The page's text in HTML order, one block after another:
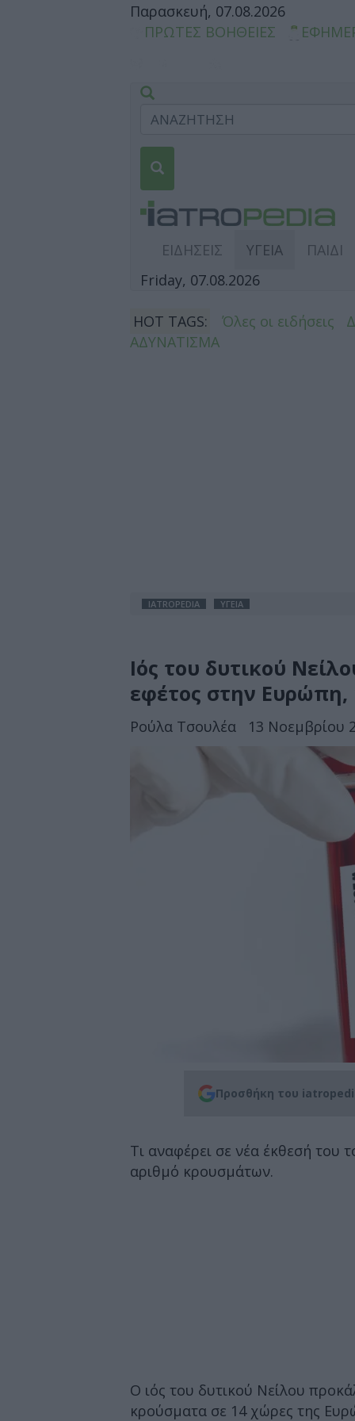
Παρασκευή, 07.08.2026
ΠΡΩΤΕΣ ΒΟΗΘΕΙΕΣ
ΕΙΔΗΣΕΙΣ ΥΓΕΙΑ ΠΑΙΔΙ
Friday, 07.08.2026
HOT TAGS: Όλες οι ειδήσεις
ΑΔΥΝΑΤΙΣΜΑ
IATROPEDIA ΥΓΕΙΑ
Ιός του δυτικού
εφέτος στην Ευρώπη,
Ρούλα Τσουλέα 13 Νοεμβρίου
Προσθήκη του
Τι αναφέρει σε νέα έκθεσή του
αριθμό κρουσμάτων.
Ο ιός του δυτικού Νείλου
κρούσματα σε 14 χώρες της